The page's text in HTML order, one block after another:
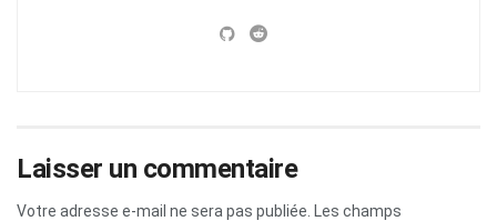
Laisser un commentaire
Votre adresse e-mail ne sera pas publiée.
Les champs